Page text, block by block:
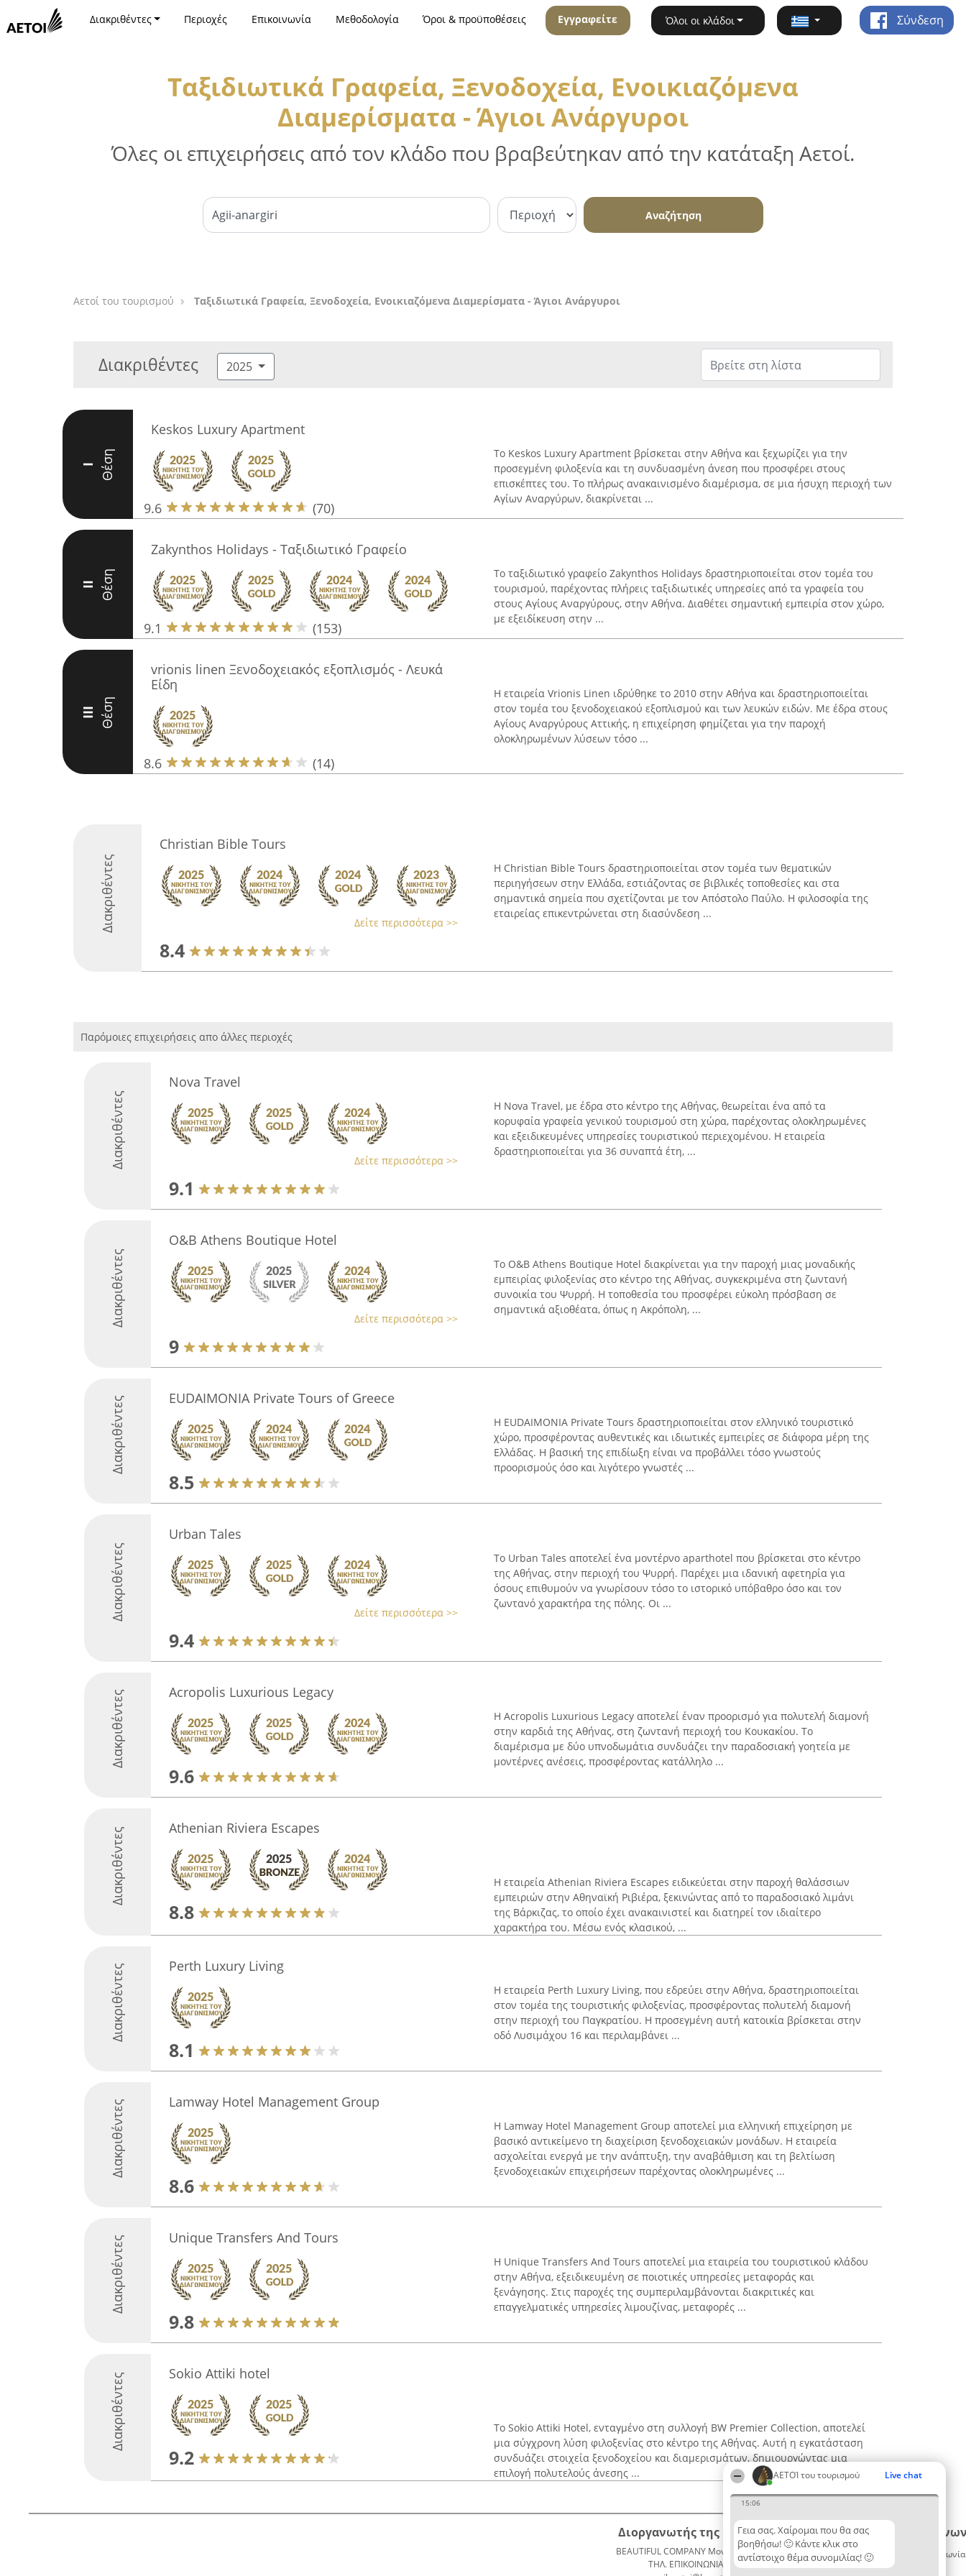
ΑΕΤΟΊ του τουρισμού Live chat
15:06
Γεια σας. Χαίρομαι που θα σας
βοηθήσω! 🙂 Κάντε κλικ στο
αντίστοιχο θέμα συνομιλίας! 🙂
Διακριθέντες Περιοχές Επικοινωνία Μεθοδολογία Όροι & προϋποθέσεις Εγγραφείτε Όλοι οι κλάδοι Σύνδεση
Ταξιδιωτικά Γραφεία, Ξενοδοχεία, Ενοικιαζόμενα
Διαμερίσματα - Άγιοι Ανάργυροι
Όλες οι επιχειρήσεις από τον κλάδο που βραβεύτηκαν από την κατάταξη Αετοί.
Αναζήτηση
Αετοί του τουρισμού Ταξιδιωτικά Γραφεία, Ξενοδοχεία, Ενοικιαζόμενα Διαμερίσματα - Άγιοι Ανάργυροι
Διακριθέντες 2025
I Θέση
Keskos Luxury Apartment
9.6 (70)
Το Keskos Luxury Apartment βρίσκεται στην Αθήνα και ξεχωρίζει για την
προσεγμένη φιλοξενία και τη συνδυασμένη άνεση που προσφέρει στους
επισκέπτες του. Το πλήρως ανακαινισμένο διαμέρισμα, σε μια ήσυχη περιοχή των
Αγίων Αναργύρων, διακρίνεται ...
II Θέση
Zakynthos Holidays - Ταξιδιωτικό Γραφείο
9.1 (153)
Το ταξιδιωτικό γραφείο Zakynthos Holidays δραστηριοποιείται στον τομέα του
τουρισμού, παρέχοντας πλήρεις ταξιδιωτικές υπηρεσίες από τα γραφεία του
στους Αγίους Αναργύρους, στην Αθήνα. Διαθέτει σημαντική εμπειρία στον χώρο,
με εξειδίκευση στην ...
III Θέση
vrionis linen Ξενοδοχειακός εξοπλισμός - Λευκά
Είδη
8.6 (14)
Η εταιρεία Vrionis Linen ιδρύθηκε το 2010 στην Αθήνα και δραστηριοποιείται
στον τομέα του ξενοδοχειακού εξοπλισμού και των λευκών ειδών. Με έδρα στους
Αγίους Αναργύρους Αττικής, η επιχείρηση φημίζεται για την παροχή
ολοκληρωμένων λύσεων τόσο ...
Διακριθέντες
Christian Bible Tours
Δείτε περισσότερα >>
8.4
Η Christian Bible Tours δραστηριοποιείται στον τομέα των θεματικών
περιηγήσεων στην Ελλάδα, εστιάζοντας σε βιβλικές τοποθεσίες και στα
σημαντικά σημεία που σχετίζονται με τον Απόστολο Παύλο. Η φιλοσοφία της
εταιρείας επικεντρώνεται στη διασύνδεση ...
Παρόμοιες επιχειρήσεις απο άλλες περιοχές
Διακριθέντες
Nova Travel
Δείτε περισσότερα >>
9.1
Η Nova Travel, με έδρα στο κέντρο της Αθήνας, θεωρείται ένα από τα
κορυφαία γραφεία γενικού τουρισμού στη χώρα, παρέχοντας ολοκληρωμένες
και εξειδικευμένες υπηρεσίες τουριστικού περιεχομένου. Η εταιρεία
δραστηριοποιείται για 36 συναπτά έτη, ...
Διακριθέντες
O&B Athens Boutique Hotel
Δείτε περισσότερα >>
9
Το O&B Athens Boutique Hotel διακρίνεται για την παροχή μιας μοναδικής
εμπειρίας φιλοξενίας στο κέντρο της Αθήνας, συγκεκριμένα στη ζωντανή
συνοικία του Ψυρρή. Η τοποθεσία του προσφέρει εύκολη πρόσβαση σε
σημαντικά αξιοθέατα, όπως η Ακρόπολη, ...
Διακριθέντες EUDAIMONIA Private Tours of Greece
8.5
Η EUDAIMONIA Private Tours δραστηριοποιείται στον ελληνικό τουριστικό
χώρο, προσφέροντας αυθεντικές και ιδιωτικές εμπειρίες σε διάφορα μέρη της
Ελλάδας. Η βασική της επιδίωξη είναι να προβάλλει τόσο γνωστούς
προορισμούς όσο και λιγότερο γνωστές ...
Διακριθέντες
Urban Tales
Δείτε περισσότερα >>
9.4
Το Urban Tales αποτελεί ένα μοντέρνο aparthotel που βρίσκεται στο κέντρο
της Αθήνας, στην περιοχή του Ψυρρή. Παρέχει μια ιδανική αφετηρία για
όσους επιθυμούν να γνωρίσουν τόσο το ιστορικό υπόβαθρο όσο και τον
ζωντανό χαρακτήρα της πόλης. Οι ...
Διακριθέντες Acropolis Luxurious Legacy
9.6
Η Acropolis Luxurious Legacy αποτελεί έναν προορισμό για πολυτελή διαμονή
στην καρδιά της Αθήνας, στη ζωντανή περιοχή του Κουκακίου. Το
διαμέρισμα με δύο υπνοδωμάτια συνδυάζει την παραδοσιακή γοητεία με
μοντέρνες ανέσεις, προσφέροντας κατάλληλο ...
Διακριθέντες Athenian Riviera Escapes
8.8
Η εταιρεία Athenian Riviera Escapes ειδικεύεται στην παροχή θαλάσσιων
εμπειριών στην Αθηναϊκή Ριβιέρα, ξεκινώντας από το παραδοσιακό λιμάνι
της Βάρκιζας, το οποίο έχει ανακαινιστεί και διατηρεί τον ιδιαίτερο
χαρακτήρα του. Μέσω ενός κλασικού, ...
Διακριθέντες Perth Luxury Living
8.1
Η εταιρεία Perth Luxury Living, που εδρεύει στην Αθήνα, δραστηριοποιείται
στον τομέα της τουριστικής φιλοξενίας, προσφέροντας πολυτελή διαμονή
στην περιοχή του Παγκρατίου. Η προσεγμένη αυτή κατοικία βρίσκεται στην
οδό Λυσιμάχου 16 και περιλαμβάνει ...
Διακριθέντες Lamway Hotel Management Group
8.6
Η Lamway Hotel Management Group αποτελεί μια ελληνική επιχείρηση με
βασικό αντικείμενο τη διαχείριση ξενοδοχειακών μονάδων. Η εταιρεία
ασχολείται ενεργά με την ανάπτυξη, την αναβάθμιση και τη βελτίωση
ξενοδοχειακών επιχειρήσεων παρέχοντας ολοκληρωμένες ...
Διακριθέντες Unique Transfers And Tours
9.8
Η Unique Transfers And Tours αποτελεί μια εταιρεία του τουριστικού κλάδου
στην Αθήνα, εξειδικευμένη σε ποιοτικές υπηρεσίες μεταφοράς και
ξενάγησης. Στις παροχές της συμπεριλαμβάνονται διακριτικές και
επαγγελματικές υπηρεσίες λιμουζίνας, μεταφορές ...
Διακριθέντες Sokio Attiki hotel
9.2
Το Sokio Attiki Hotel, ενταγμένο στη συλλογή BW Premier Collection, αποτελεί
μια σύγχρονη λύση φιλοξενίας στο κέντρο της Αθήνας. Αυτή η εγκατάσταση
συνδυάζει στοιχεία ξενοδοχείου και διαμερισμάτων, δημιουργώντας μια
επιλογή πολυτελούς άνεσης ...
Διοργανωτής της κατάταξης
BEAUTIFUL COMPANY Μονοπρόσωπη ΙΚΕ
ΤΗΛ. ΕΠΙΚΟΙΝΩΝΙΑΣ: 2104128019
Κατάταξη
Διακριθέντες
Λίστα
Επικοινωνία